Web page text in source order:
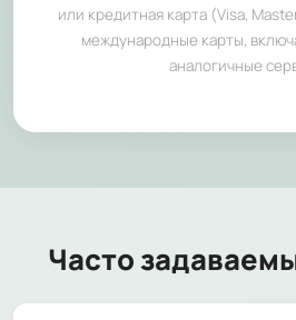
или кредитная карта (Visa,
международные карты,
аналогичные
Часто